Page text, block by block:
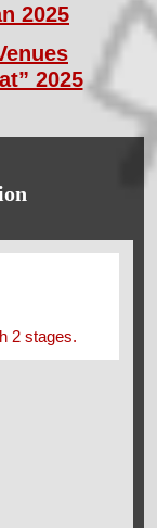
2025
2025
2 stages.